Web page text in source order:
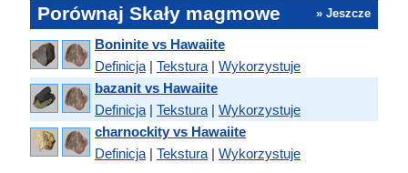
Porównaj Skały magmowe » Jeszcze
Boninite vs Hawaiite
Definicja | Tekstura | Wykorzystuje
bazanit vs Hawaiite
Definicja | Tekstura | Wykorzystuje
charnockity vs Hawaiite
Definicja | Tekstura | Wykorzystuje